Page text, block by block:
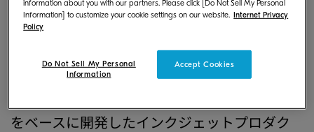
当社は、ドキュメント機器事業の一貫として
事業拡大を図るため、新たに商業用高速イン
クジェット事業に本格参入し、2021年よりタ
イでもビジネスを開始しております。当社がこ
をベースに開発したインクジェットプロダク
information about you with our partners. Please click [Do Not Sell My Personal
Information] to customize your cookie settings on our website. Internet Privacy
Policy
Accept Cookies
Do Not Sell My Personal
Information